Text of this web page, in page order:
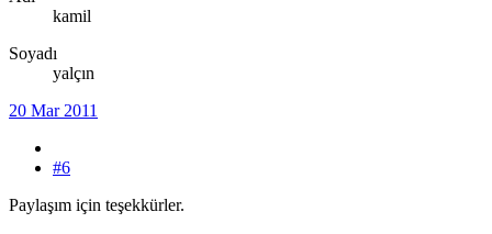
kamil
Soyadı
yalçın
20 Mar 2011
#6
Paylaşım için teşekkürler.